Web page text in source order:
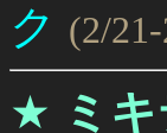
ク (2/
★ ミ